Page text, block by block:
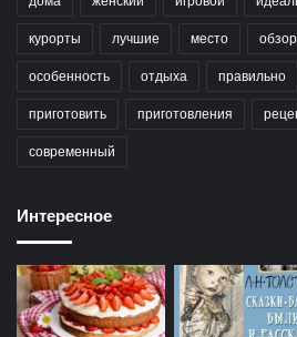
курорты лучшие место обзор
особенность отдыха правильно
приготовить приготовления
современный
Интересное